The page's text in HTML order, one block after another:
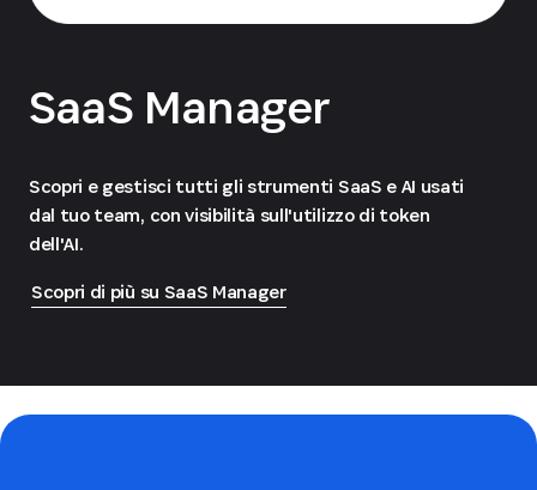
SaaS Manager
Scopri e gestisci tutti gli strumenti SaaS e AI usati
dal tuo team, con visibilità sull'utilizzo di token
dell'AI.
Scopri di più su SaaS Manager